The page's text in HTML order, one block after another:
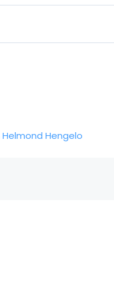
Helmond Hengelo